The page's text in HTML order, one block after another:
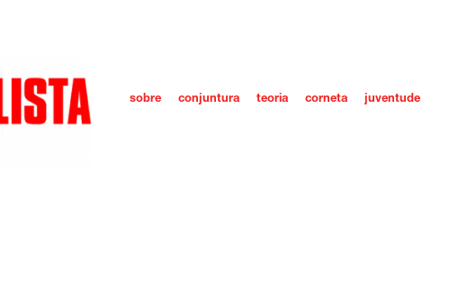
sobre conjuntura teoria corneta juventude